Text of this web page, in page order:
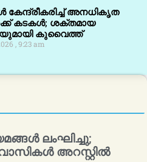
കേന്ദ്രീകരിച്ച് അനധികൃത
കടകൾ; ശക്തമായ
കുവൈത്ത്
9:23 am
ലംഘിച്ചു;
അറസ്റ്റിൽ